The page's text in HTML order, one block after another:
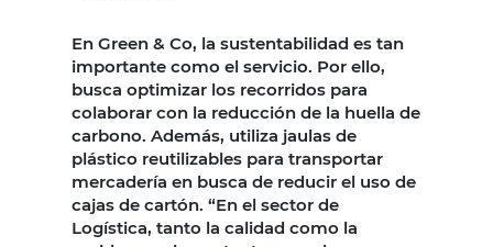
En Green & Co, la sustentabilidad es tan
importante como el servicio. Por ello,
busca optimizar los recorridos para
colaborar con la reducción de la huella de
carbono. Además, utiliza jaulas de
plástico reutilizables para transportar
mercadería en busca de reducir el uso de
cajas de cartón. “En el sector de
Logística, tanto la calidad como la